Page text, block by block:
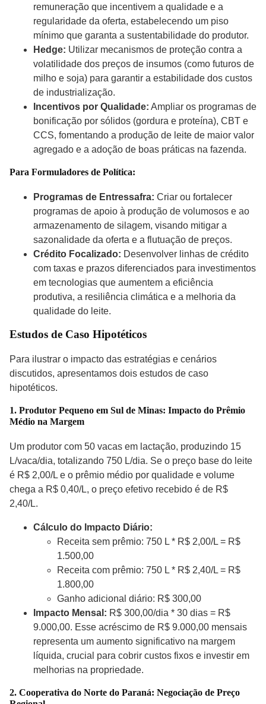
remuneração que incentivem a qualidade e a
regularidade da oferta, estabelecendo um piso
mínimo que garanta a sustentabilidade do produtor.
Hedge: Utilizar mecanismos de proteção contra a
volatilidade dos preços de insumos (como futuros de
milho e soja) para garantir a estabilidade dos custos
de industrialização.
Incentivos por Qualidade: Ampliar os programas de
bonificação por sólidos (gordura e proteína), CBT e
CCS, fomentando a produção de leite de maior valor
agregado e a adoção de boas práticas na fazenda.
Para Formuladores de Política:
Programas de Entressafra: Criar ou fortalecer
programas de apoio à produção de volumosos e ao
armazenamento de silagem, visando mitigar a
sazonalidade da oferta e a flutuação de preços.
Crédito Focalizado: Desenvolver linhas de crédito
com taxas e prazos diferenciados para investimentos
em tecnologias que aumentem a eficiência
produtiva, a resiliência climática e a melhoria da
qualidade do leite.
Estudos de Caso Hipotéticos
Para ilustrar o impacto das estratégias e cenários
discutidos, apresentamos dois estudos de caso
hipotéticos.
1. Produtor Pequeno em Sul de Minas: Impacto do Prêmio
Médio na Margem
Um produtor com 50 vacas em lactação, produzindo 15
L/vaca/dia, totalizando 750 L/dia. Se o preço base do leite
é R$ 2,00/L e o prêmio médio por qualidade e volume
chega a R$ 0,40/L, o preço efetivo recebido é de R$
2,40/L.
Cálculo do Impacto Diário:
Receita sem prêmio: 750 L * R$ 2,00/L = R$
1.500,00
Receita com prêmio: 750 L * R$ 2,40/L = R$
1.800,00
Ganho adicional diário: R$ 300,00
Impacto Mensal: R$ 300,00/dia * 30 dias = R$
9.000,00. Esse acréscimo de R$ 9.000,00 mensais
representa um aumento significativo na margem
líquida, crucial para cobrir custos fixos e investir em
melhorias na propriedade.
2. Cooperativa do Norte do Paraná: Negociação de Preço